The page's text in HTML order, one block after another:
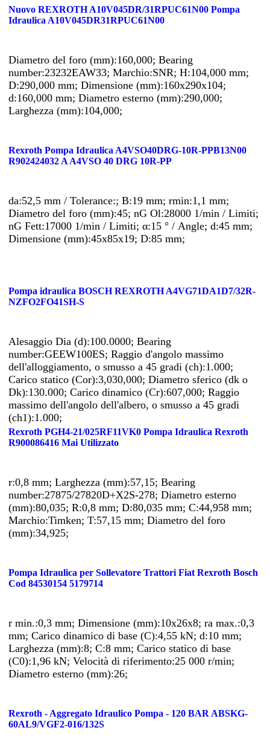
Nuovo REXROTH A10V045DR/31RPUC61N00 Pompa
Idraulica A10V045DR31RPUC61N00
Diametro del foro (mm):160,000; Bearing
number:23232EAW33; Marchio:SNR; H:104,000 mm;
D:290,000 mm; Dimensione (mm):160x290x104;
d:160,000 mm; Diametro esterno (mm):290,000;
Larghezza (mm):104,000;
Rexroth Pompa Idraulica A4VSO40DRG-10R-PPB13N00
R902424032 A A4VSO 40 DRG 10R-PP
da:52,5 mm / Tolerance:; B:19 mm; rmin:1,1 mm;
Diametro del foro (mm):45; nG Ol:28000 1/min / Limiti;
nG Fett:17000 1/min / Limiti; α:15 ° / Angle; d:45 mm;
Dimensione (mm):45x85x19; D:85 mm;
Pompa idraulica BOSCH REXROTH A4VG71DA1D7/32R-
NZFO2FO41SH-S
Alesaggio Dia (d):100.0000; Bearing
number:GEEW100ES; Raggio d'angolo massimo
dell'alloggiamento, o smusso a 45 gradi (ch):1.000;
Carico statico (Cor):3,030,000; Diametro sferico (dk o
Dk):130.000; Carico dinamico (Cr):607,000; Raggio
massimo dell'angolo dell'albero, o smusso a 45 gradi
(ch1):1.000;
Rexroth PGH4-21/025RF11VK0 Pompa Idraulica Rexroth
R900086416 Mai Utilizzato
r:0,8 mm; Larghezza (mm):57,15; Bearing
number:27875/27820D+X2S-278; Diametro esterno
(mm):80,035; R:0,8 mm; D:80,035 mm; C:44,958 mm;
Marchio:Timken; T:57,15 mm; Diametro del foro
(mm):34,925;
Pompa Idraulica per Sollevatore Trattori Fiat Rexroth Bosch
Cod 84530154 5179714
r min.:0,3 mm; Dimensione (mm):10x26x8; ra max.:0,3
mm; Carico dinamico di base (C):4,55 kN; d:10 mm;
Larghezza (mm):8; C:8 mm; Carico statico di base
(C0):1,96 kN; Velocità di riferimento:25 000 r/min;
Diametro esterno (mm):26;
Rexroth - Aggregato Idraulico Pompa - 120 BAR ABSKG-
60AL9/VGF2-016/132S